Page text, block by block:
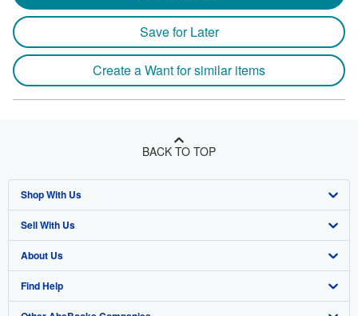
Save for Later
Create a Want for similar items
BACK TO TOP
Shop With Us
Advanced Search
Browse Collections
My Account
Sell With Us
Start Selling
Join Our Affiliate Program
About Us
About AbeBooks
Find Help